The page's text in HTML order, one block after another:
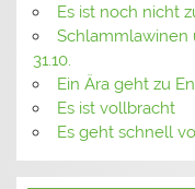
Es ist noch nicht
Schlammlawinen
31.10.
Ein Ära geht zu
Es ist vollbracht
Es geht schnell